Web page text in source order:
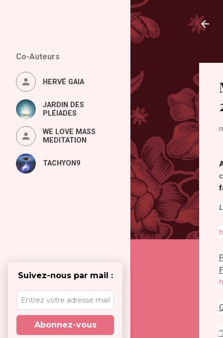
Co-Auteurs
HERVÉ GAIA
JARDIN DES
PLÉIADES
WE LOVE MASS
MEDITATION
TACHYON9
Suivez-nous par mail :
Abonnez-vous